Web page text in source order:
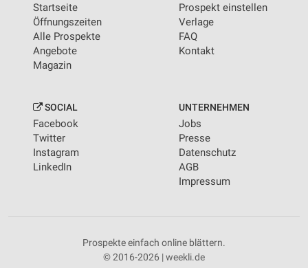
Startseite
Öffnungszeiten
Alle Prospekte
Angebote
Magazin
Prospekt einstellen
Verlage
FAQ
Kontakt
SOCIAL
Facebook
Twitter
Instagram
LinkedIn
UNTERNEHMEN
Jobs
Presse
Datenschutz
AGB
Impressum
Prospekte einfach online blättern.
© 2016-2026 | weekli.de